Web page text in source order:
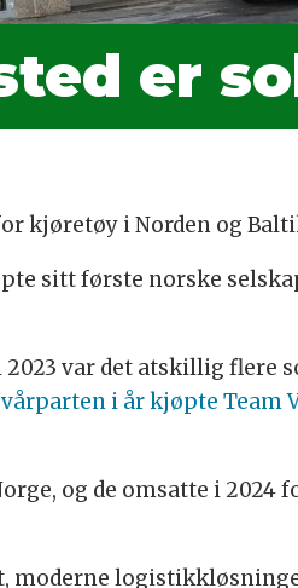
er
kjøretøy i Norden og
sitt første norske
var det atskillig flere
vårparten i år kjøpte Team
og de omsatte i 2024
moderne